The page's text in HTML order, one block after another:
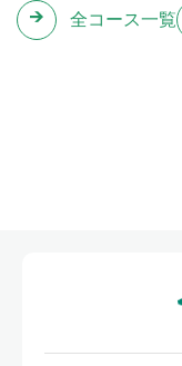
Lesson 27〜31
で
助動詞 can を使
全コース一覧